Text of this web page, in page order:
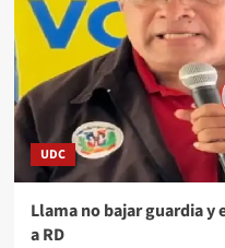
UDC
Llama no bajar guardia
a RD